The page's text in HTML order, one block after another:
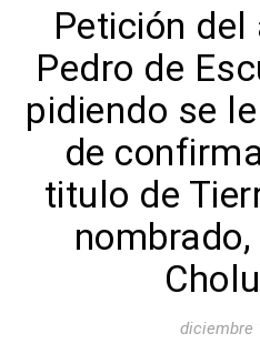
Petición
Pedro de
pidiendo se
de
titulo de
diciembre